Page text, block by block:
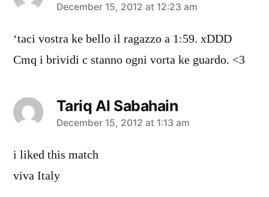
says:
December 15, 2012 at 12:23 am
‘taci vostra ke bello il ragazzo a 1:59. xDDD
Cmq i brividi c stanno ogni vorta ke guardo. <3
Tariq Al Sabahain
says:
December 15, 2012 at 1:13 am
i liked this match
viva Italy